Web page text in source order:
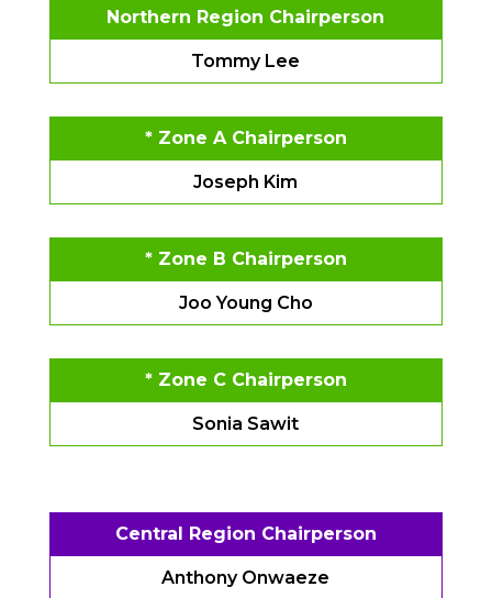
Northern Region Chairperson
Tommy Lee
* Zone A Chairperson
Joseph Kim
* Zone B Chairperson
Joo Young Cho
* Zone C Chairperson
Sonia Sawit
Central Region Chairperson
Anthony Onwaeze